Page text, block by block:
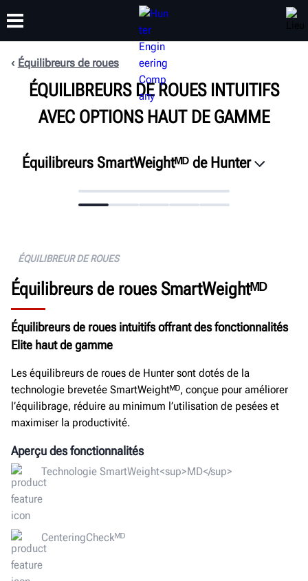
PRODUITS ASSISTANCE
FORMATION
À PROPOS
Équilibreurs de roues
ÉQUILIBREURS DE ROUES INTUITIFS
AVEC OPTIONS HAUT DE GAMME
Équilibreurs SmartWeightᴹᴰ de Hunter
Caractéristiques
Caractéristiques
DEMANDER UN DEVIS
ÉQUILIBREUR DE ROUES
Équilibreurs de roues SmartWeightᴹᴰ
Équilibreurs de roues intuitifs offrant des fonctionnalités
Elite haut de gamme
Les équilibreurs de roues de Hunter sont dotés de la
technologie brevetée SmartWeightᴹᴰ, conçue pour améliorer
l’équilibrage, réduire au minimum l’utilisation de pesées et
maximiser la productivité.
Aperçu des fonctionnalités
Technologie SmartWeight<sup>MD</sup>
CenteringCheckᴹᴰ